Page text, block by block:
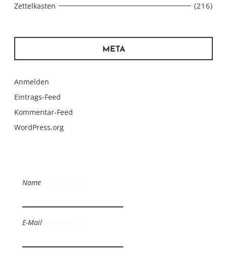
Zettelkasten
(216)
META
Anmelden
Eintrags-Feed
Kommentar-Feed
WordPress.org
Name
E-Mail